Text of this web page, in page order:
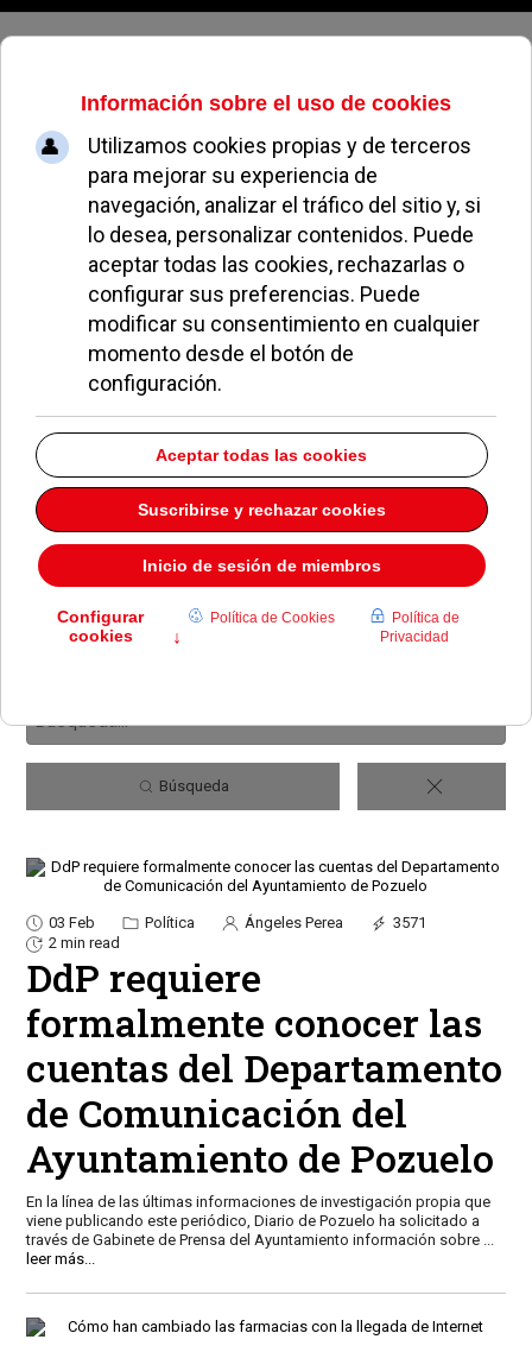
Domingo, 09 de agosto de 2026
Archivo Mensual
volver a archivo mensual
2022
Welcome to our Archives page. On this page you will find totaly
our articles broken down into Months and Years.
Búsqueda
03 Feb Política Ángeles Perea
3571
2 min read
DdP requiere
formalmente conocer las
cuentas del Departamento
de Comunicación del
Ayuntamiento de Pozuelo
En la línea de las últimas informaciones de investigación propia que
viene publicando este periódico, Diario de Pozuelo ha solicitado a
través de Gabinete de Prensa del Ayuntamiento información sobre
leer más...